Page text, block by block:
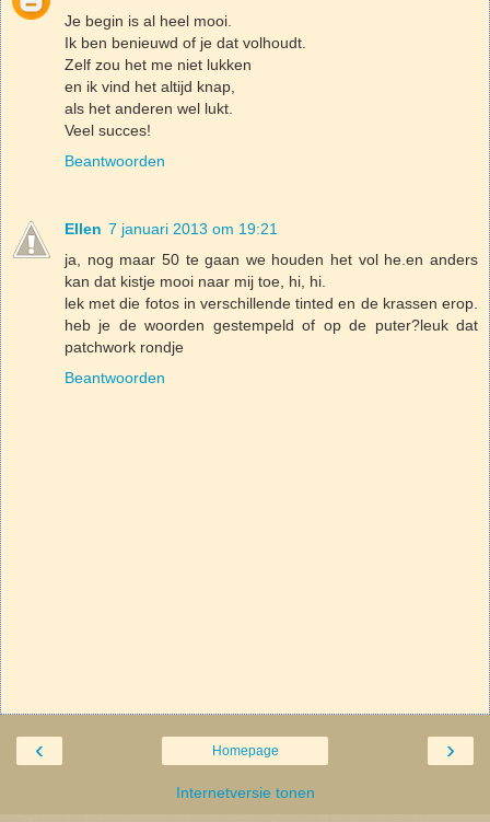
Je begin is al heel mooi.
Ik ben benieuwd of je dat volhoudt.
Zelf zou het me niet lukken
en ik vind het altijd knap,
als het anderen wel lukt.
Veel succes!
Beantwoorden
Ellen 7 januari 2013 om 19:21
ja, nog maar 50 te gaan we houden het vol he.en anders
kan dat kistje mooi naar mij toe, hi, hi.
lek met die fotos in verschillende tinted en de krassen erop.
heb je de woorden gestempeld of op de puter?leuk dat
patchwork rondje
Beantwoorden
‹ ›
Homepage
Internetversie tonen